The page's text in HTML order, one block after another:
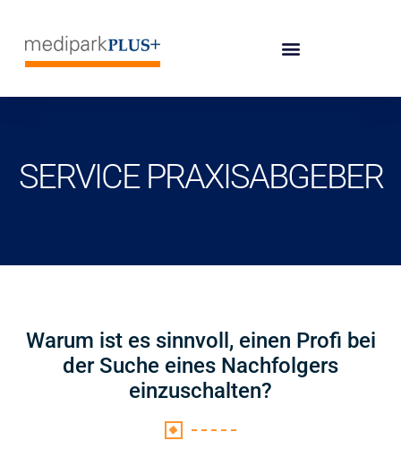
SERVICE PRAXISABGEBER
Warum ist es sinnvoll, einen Profi bei
der Suche eines Nachfolgers
einzuschalten?